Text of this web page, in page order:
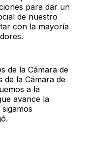
para dar un
de nuestro
con la mayoría
de la Cámara de
de la Cámara de
a la
avance la